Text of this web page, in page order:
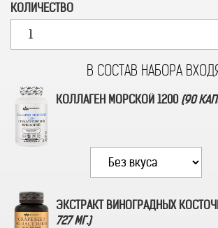
КОЛИЧЕСТВО
КОЛЛАГЕН МОРСКОЙ 1200 (90
ЭКСТРАКТ ВИНОГРАДНЫХ
727 МГ.)